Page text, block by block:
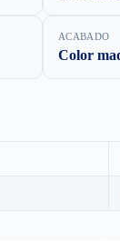
ACABADO
Color